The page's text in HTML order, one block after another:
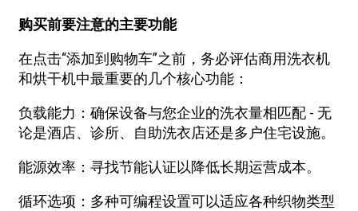
购买前要注意的主要功能
在点击“添加到购物车”之前，务必评估商用洗衣机
和烘干机中最重要的几个核心功能：
负载能力：确保设备与您企业的洗衣量相匹配 - 无
论是酒店、诊所、自助洗衣店还是多户住宅设施。
能源效率：寻找节能认证以降低长期运营成本。
循环选项：多种可编程设置可以适应各种织物类型